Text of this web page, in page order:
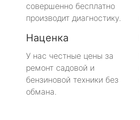
совершенно бесплатно
производит диагностику.
Наценка
У нас честные цены за
ремонт садовой и
бензиновой техники без
обмана.